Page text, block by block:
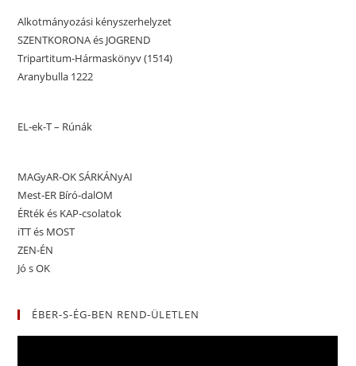
Alkotmányozási kényszerhelyzet
SZENTKORONA és JOGREND
Tripartitum-Hármaskönyv (1514)
Aranybulla 1222
EL-ek-T – Rúnák
MAGyAR-OK SÁRKÁNyAI
Mest-ER Bíró-dalOM
ÉRték és KAP-csolatok
iTT és MOST
ZEN-ÉN
Jó s OK
ÉBER-S-ÉG-BEN REND-ÜLETLEN